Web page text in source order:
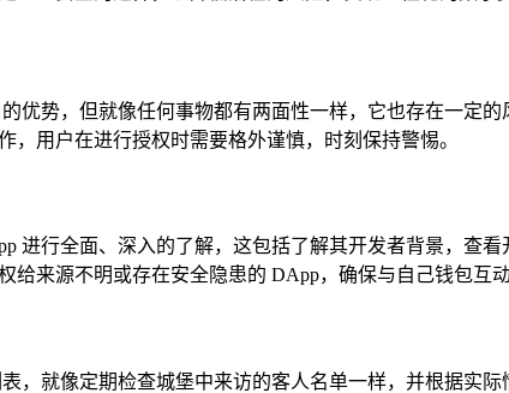
优势，但就像任何事物都有两面性一样，它也存在一定
用户在进行授权时需要格外谨慎，时刻保持警惕。
进行全面、深入的了解，这包括了解其开发者背景，查
来源不明或存在安全隐患的 DApp，确保与自己钱包互
，就像定期检查城堡中来访的客人名单一样，并根据实